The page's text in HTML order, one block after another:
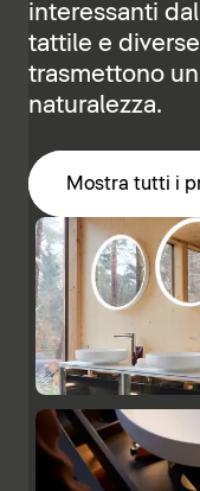
interessanti
tattile e
trasmettono
naturalezza.
Mostra tutti i